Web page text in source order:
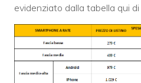
evidenziato dalla tabella qui di